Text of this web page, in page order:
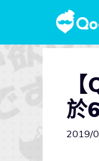
於
2019/